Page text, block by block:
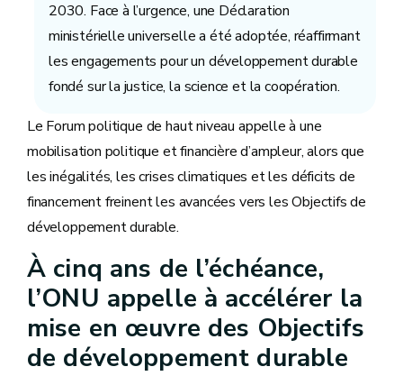
2030. Face à l’urgence, une Déclaration
ministérielle universelle a été adoptée, réaffirmant
les engagements pour un développement durable
fondé sur la justice, la science et la coopération.
Le Forum politique de haut niveau appelle à une
mobilisation politique et financière d’ampleur, alors que
les inégalités, les crises climatiques et les déficits de
financement freinent les avancées vers les Objectifs de
développement durable.
À cinq ans de l’échéance,
l’ONU appelle à accélérer la
mise en œuvre des Objectifs
de développement durable